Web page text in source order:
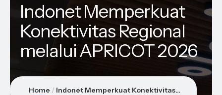
Indonet Memperkuat
Konektivitas Regional
melalui APRICOT 2026
Home Indonet Memperkuat Konektivitas Regional melalui APRICOT 2026